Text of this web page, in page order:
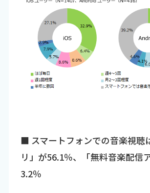
■ スマートフォンでの音楽視聴
リ」が56.1％、「無料音楽配信
3.2％